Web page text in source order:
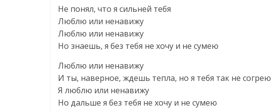
Не понял, что я сильней тебя
Люблю или ненавижу
Люблю или ненавижу
Но знаешь, я без тебя не хочу и не сумею
Люблю или ненавижу
И ты, наверное, ждешь тепла, но я тебя так не согрею
Я люблю или ненавижу
Но дальше я без тебя не хочу и не сумею